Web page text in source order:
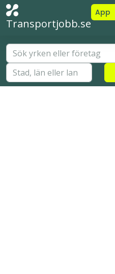
Transportjobb.se
App